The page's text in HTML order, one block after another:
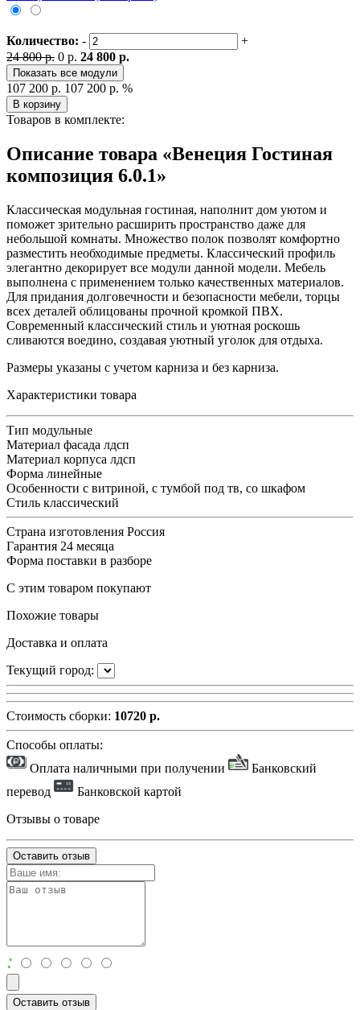
Количество: -
+
24 800 р. 0 р. 24 800 р.
Показать все модули
107 200 р. 107 200 р. %
В корзину
Товаров в комплекте:
Описание товара «Венеция Гостиная
композиция 6.0.1»
Классическая модульная гостиная, наполнит дом уютом и
поможет зрительно расширить пространство даже для
небольшой комнаты. Множество полок позволят комфортно
разместить необходимые предметы. Классический профиль
элегантно декорирует все модули данной модели. Мебель
выполнена с применением только качественных материалов.
Для придания долговечности и безопасности мебели, торцы
всех деталей облицованы прочной кромкой ПВХ.
Современный классический стиль и уютная роскошь
сливаются воедино, создавая уютный уголок для отдыха.
Размеры указаны с учетом карниза и без карниза.
Характеристики товара
Тип модульные
Материал фасада лдсп
Материал корпуса лдсп
Форма линейные
Особенности с витриной, с тумбой под тв, со шкафом
Стиль классический
Страна изготовления Россия
Гарантия 24 месяца
Форма поставки в разборе
С этим товаром покупают
Похожие товары
Доставка и оплата
Текущий город:
Стоимость сборки: 10720 р.
Способы оплаты:
Оплата наличными при получении
Банковский
перевод
Банковской картой
Отзывы о товаре
Оставить отзыв
:
Оставить отзыв